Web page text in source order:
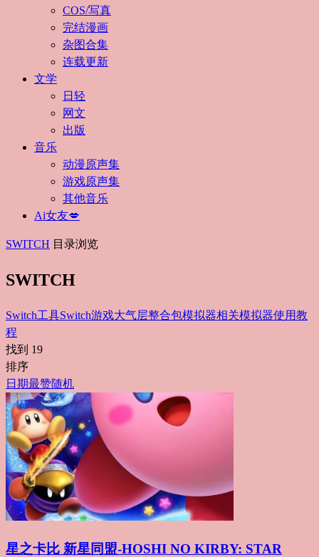
COS/写真
完结漫画
杂图合集
连载更新
文学
日轻
网文
出版
音乐
动漫原声集
游戏原声集
其他音乐
Ai女友💋
SWITCH 目录浏览
SWITCH
Switch工具Switch游戏大气层整合包模拟器相关模拟器使用教
程
找到 19
排序
日期最赞随机
星之卡比 新星同盟-HOSHI NO KIRBY: STAR